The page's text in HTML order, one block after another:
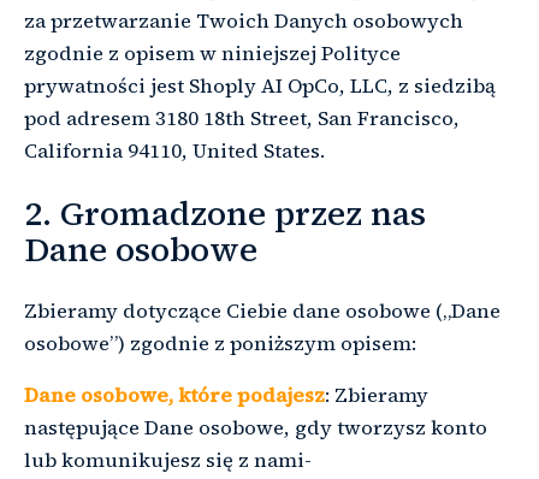
za przetwarzanie Twoich Danych osobowych
zgodnie z opisem w niniejszej Polityce
prywatności jest Shoply AI OpCo, LLC, z siedzibą
pod adresem 3180 18th Street, San Francisco,
California 94110, United States.
2. Gromadzone przez nas
Dane osobowe
Zbieramy dotyczące Ciebie dane osobowe („Dane
osobowe”) zgodnie z poniższym opisem:
Dane osobowe, które podajesz: Zbieramy
następujące Dane osobowe, gdy tworzysz konto
lub komunikujesz się z nami-